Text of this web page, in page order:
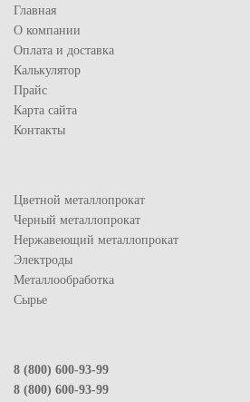
Главная
О компании
Оплата и доставка
Калькулятор
Прайс
Карта сайта
Контакты
Цветной металлопрокат
Черный металлопрокат
Нержавеющий металлопрокат
Электроды
Металлообработка
Сырье
8 (800) 600-93-99
8 (800) 600-93-99